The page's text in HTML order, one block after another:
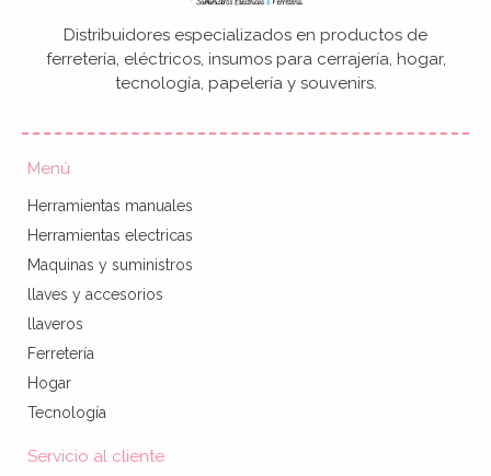
Distribuidores especializados en productos de
ferretería, eléctricos, insumos para cerrajería, hogar,
tecnología, papelería y souvenirs.
Menú
Herramientas manuales
Herramientas electricas
Maquinas y suministros
llaves y accesorios
llaveros
Ferretería
Hogar
Tecnología
Servicio al cliente